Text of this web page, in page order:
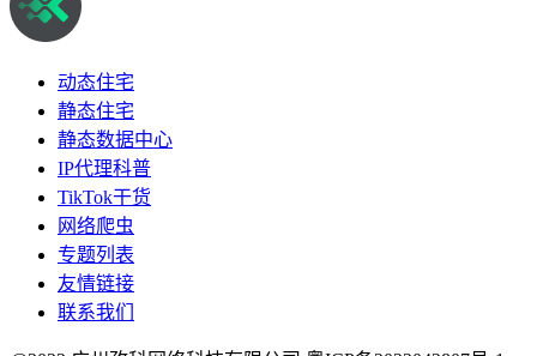
动态住宅
静态住宅
静态数据中心
IP代理科普
TikTok干货
网络爬虫
专题列表
友情链接
联系我们